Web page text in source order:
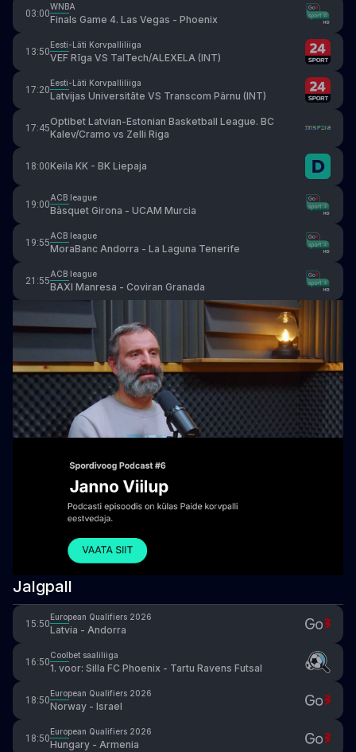
03:00
WNBA
Finals Game 4. Las Vegas - Phoenix
13:50
Eesti-Läti Korvpalliliiga
VEF Rīga VS TalTech/ALEXELA (INT)
17:20
Eesti-Läti Korvpalliliiga
Latvijas Universitāte VS Transcom Pärnu (INT)
17:45
Optibet Latvian-Estonian Basketball League. BC
Kalev/Cramo vs Zelli Riga
18:00Keila KK - BK Liepaja
19:00
ACB league
Bàsquet Girona - UCAM Murcia
19:55
ACB league
MoraBanc Andorra - La Laguna Tenerife
21:55
ACB league
BAXI Manresa - Coviran Granada
Jalgpall
15:50
European Qualifiers 2026
Latvia - Andorra
16:50
Coolbet saaliliiga
1. voor: Silla FC Phoenix - Tartu Ravens Futsal
18:50
European Qualifiers 2026
Norway - Israel
18:50
European Qualifiers 2026
Hungary - Armenia